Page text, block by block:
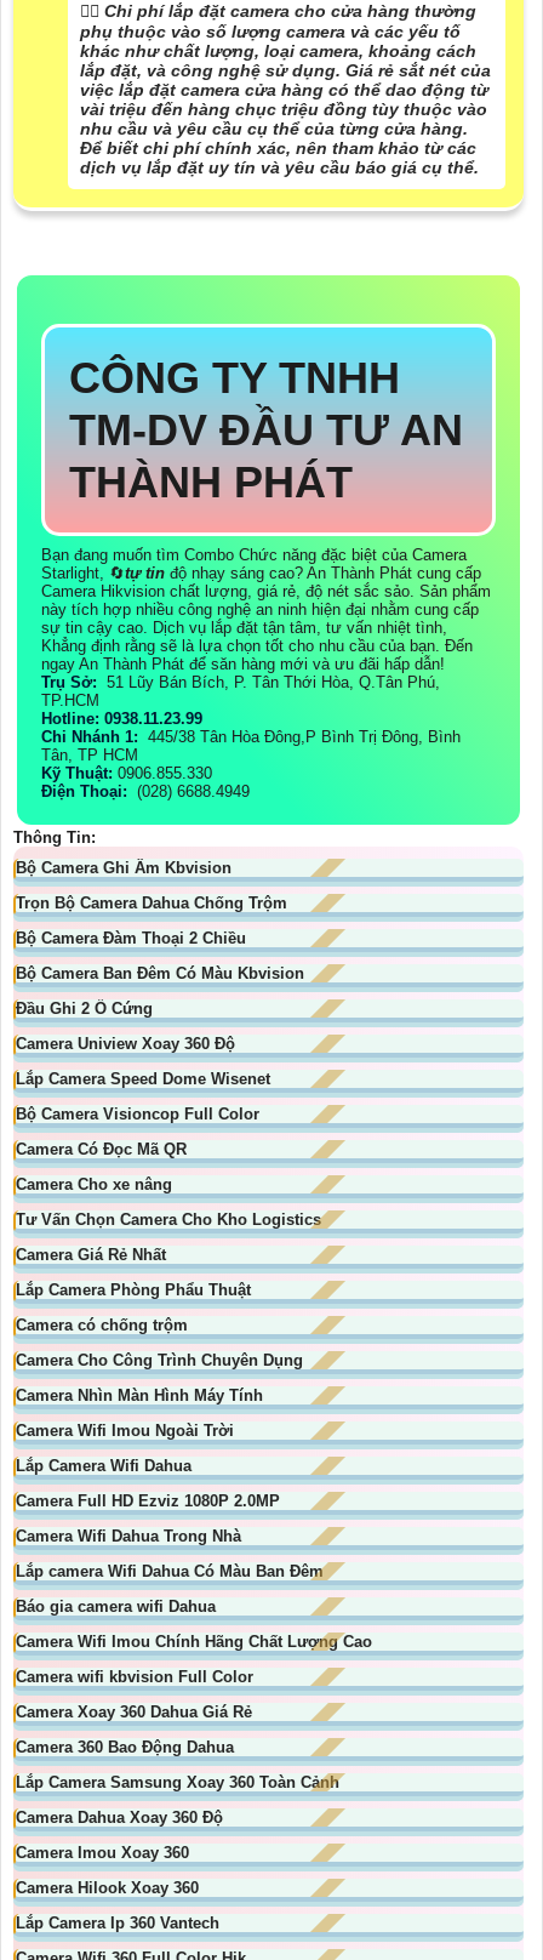
❤️‍💋‍ Chi phí lắp đặt camera cho cửa hàng thường
phụ thuộc vào số lượng camera và các yếu tố
khác như chất lượng, loại camera, khoảng cách
lắp đặt, và công nghệ sử dụng. Giá rẻ sắt nét của
việc lắp đặt camera cửa hàng có thể dao động từ
vài triệu đến hàng chục triệu đồng tùy thuộc vào
nhu cầu và yêu cầu cụ thể của từng cửa hàng.
Để biết chi phí chính xác, nên tham khảo từ các
dịch vụ lắp đặt uy tín và yêu cầu báo giá cụ thể.
CÔNG TY TNHH
TM-DV ĐẦU TƯ AN
THÀNH PHÁT
Bạn đang muốn tìm Combo Chức năng đặc biệt của Camera
Starlight, 🔄tự tin độ nhạy sáng cao? An Thành Phát cung cấp
Camera Hikvision chất lượng, giá rẻ, độ nét sắc sảo. Sản phẩm
này tích hợp nhiều công nghệ an ninh hiện đại nhằm cung cấp
sự tin cậy cao. Dịch vụ lắp đặt tận tâm, tư vấn nhiệt tình,
Khẳng định rằng sẽ là lựa chọn tốt cho nhu cầu của bạn. Đến
ngay An Thành Phát để săn hàng mới và ưu đãi hấp dẫn!
Trụ Sở: 51 Lũy Bán Bích, P. Tân Thới Hòa, Q.Tân Phú,
TP.HCM
Hotline: 0938.11.23.99
Chi Nhánh 1: 445/38 Tân Hòa Đông,P Bình Trị Đông, Bình
Tân, TP HCM
Kỹ Thuật: 0906.855.330
Điện Thoại: (028) 6688.4949
Thông Tin:
Bộ Camera Ghi Âm Kbvision
Trọn Bộ Camera Dahua Chống Trộm
Bộ Camera Đàm Thoại 2 Chiều
Bộ Camera Ban Đêm Có Màu Kbvision
Đầu Ghi 2 Ổ Cứng
Camera Uniview Xoay 360 Độ
Lắp Camera Speed Dome Wisenet
Bộ Camera Visioncop Full Color
Camera Có Đọc Mã QR
Camera Cho xe nâng
Tư Vấn Chọn Camera Cho Kho Logistics
Camera Giá Rẻ Nhất
Lắp Camera Phòng Phẩu Thuật
Camera có chống trộm
Camera Cho Công Trình Chuyên Dụng
Camera Nhìn Màn Hình Máy Tính
Camera Wifi Imou Ngoài Trời
Lắp Camera Wifi Dahua
Camera Full HD Ezviz 1080P 2.0MP
Camera Wifi Dahua Trong Nhà
Lắp camera Wifi Dahua Có Màu Ban Đêm
Báo gia camera wifi Dahua
Camera Wifi Imou Chính Hãng Chất Lượng Cao
Camera wifi kbvision Full Color
Camera Xoay 360 Dahua Giá Rẻ
Camera 360 Bao Động Dahua
Lắp Camera Samsung Xoay 360 Toàn Cảnh
Camera Dahua Xoay 360 Độ
Camera Imou Xoay 360
Camera Hilook Xoay 360
Lắp Camera Ip 360 Vantech